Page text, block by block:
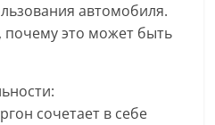
автомобиля.
почему это может быть
сочетает в себе